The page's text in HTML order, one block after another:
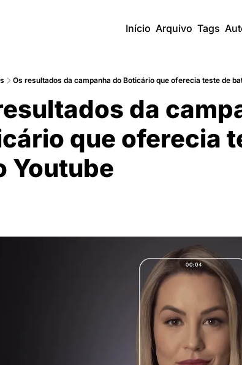
Início Arquivo Tags
Os resultados da campanha do Boticário que oferecia teste de
da
que oferecia
Youtube